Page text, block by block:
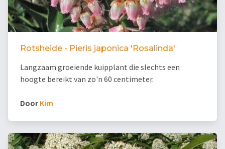
Rotsheide - Pieris japonica 'Rosalinda'
Langzaam groeiende kuipplant die slechts een
hoogte bereikt van zo'n 60 centimeter.
Door Kim